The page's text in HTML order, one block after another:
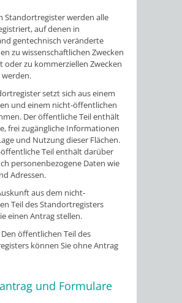
Standortregister werden alle
auf denen in
gentechnisch veränderte
zu wissenschaftlichen Zwecken
oder zu kommerziellen Zwecken
setzt sich aus einem
und einem nicht-öffentlichen
Der öffentliche Teil enthält
frei zugängliche Informationen
und Nutzung dieser Flächen.
Teil enthält darüber
personenbezogene Daten wie
Adressen.
aus dem nicht-
Teil des Standortregisters
einen Antrag stellen.
Den öffentlichen Teil des
können Sie ohne Antrag
und Formulare